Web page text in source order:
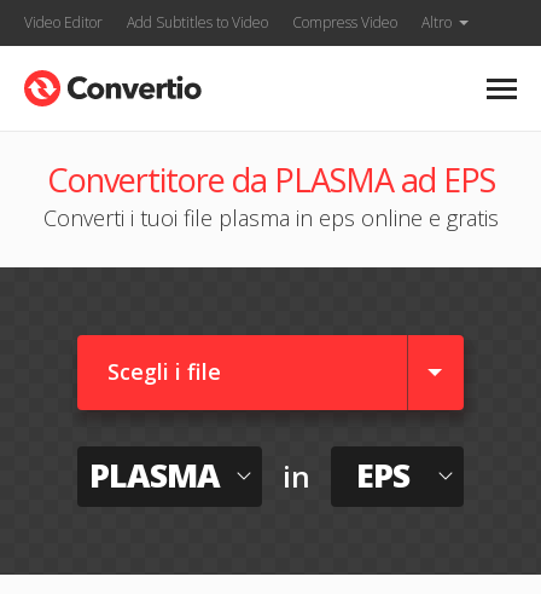
Video Editor Add Subtitles to Video Compress Video Altro
Convertitore da PLASMA ad EPS
Converti i tuoi file plasma in eps online e gratis
Scegli i file
PLASMA in EPS